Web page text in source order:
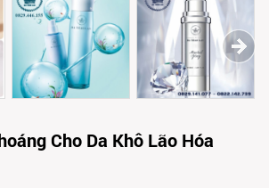
Cho Da Khô Lão Hóa